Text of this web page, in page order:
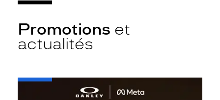
Promotions et
actualités
-